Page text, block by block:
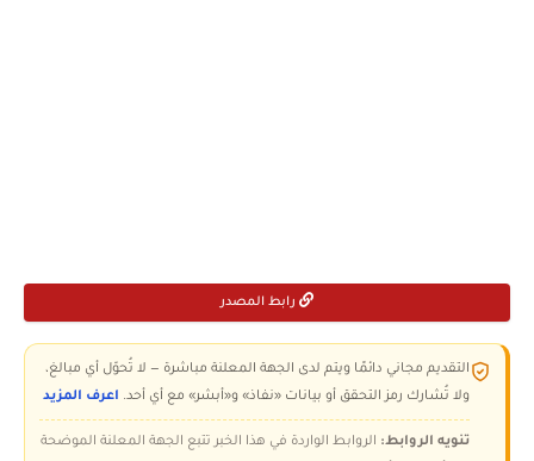
رابط المصدر
التقديم مجاني دائمًا ويتم لدى الجهة المعلنة مباشرة — لا تُحوّل أي مبالغ،
ولا تُشارك رمز التحقق أو بيانات «نفاذ» و«أبشر» مع أي أحد. اعرف المزيد
تنويه الروابط: الروابط الواردة في هذا الخبر تتبع الجهة المعلنة الموضحة